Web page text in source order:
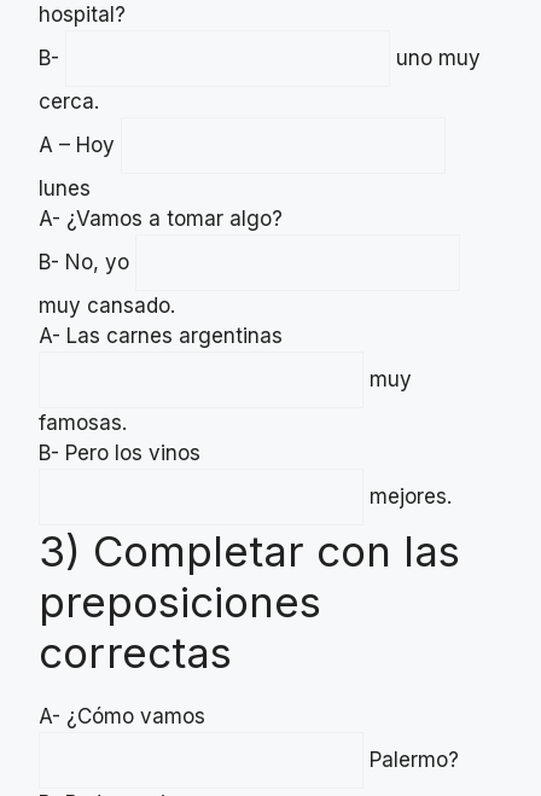
hospital?
B-
uno muy
cerca.
A – Hoy
lunes
A- ¿Vamos a tomar algo?
B- No, yo
muy cansado.
A- Las carnes argentinas
muy
famosas.
B- Pero los vinos
mejores.
3) Completar con las
preposiciones
correctas
A- ¿Cómo vamos
Palermo?